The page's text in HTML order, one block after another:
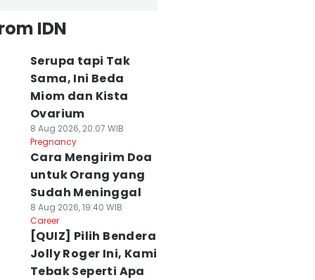
IDN
Serupa tapi Tak
Sama, Ini Beda
Miom dan Kista
Ovarium
8 Aug 2026, 20:07 WIB
Pregnancy
Cara Mengirim Doa
untuk Orang yang
Sudah Meninggal
8 Aug 2026, 19:40 WIB
Career
[QUIZ] Pilih Bendera
Jolly Roger Ini, Kami
Tebak Seperti Apa